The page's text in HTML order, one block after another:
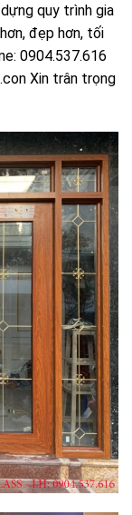
quy trình gia
đẹp hơn, tối
0904.537.616
Xin trân trọng